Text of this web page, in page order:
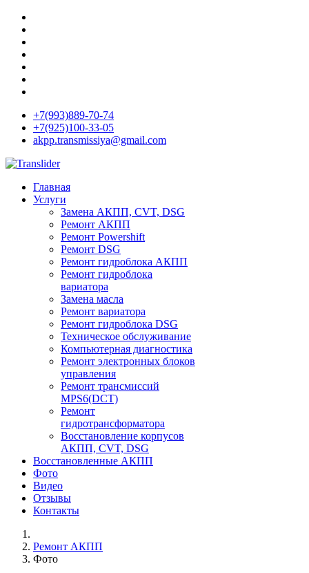
+7(993)889-70-74
+7(925)100-33-05
akpp.transmissiya@gmail.com
Главная
Услуги
Замена АКПП, CVT, DSG
Ремонт АКПП
Ремонт Powershift
Ремонт DSG
Ремонт гидроблока АКПП
Ремонт гидроблока
вариатора
Замена масла
Ремонт вариатора
Ремонт гидроблока DSG
Техническое обслуживание
Компьютерная диагностика
Ремонт электронных блоков
управления
Ремонт трансмиссий
MPS6(DCT)
Ремонт
гидротрансформатора
Восстановление корпусов
АКПП, CVT, DSG
Восстановленные АКПП
Фото
Видео
Отзывы
Контакты
Ремонт АКПП
Фото